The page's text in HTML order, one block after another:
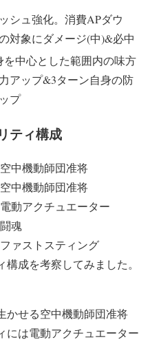
シュ強化。消費APダウ
対象にダメージ(中)&必中
を中心とした範囲内の味方
アップ&3ターン自身の防
プ
ティ構成
空中機動師団准将
空中機動師団准将
電動アクチュエーター
闘魂
ファストスティング
成を考察してみました。
かせる空中機動師団准将
には電動アクチュエーター